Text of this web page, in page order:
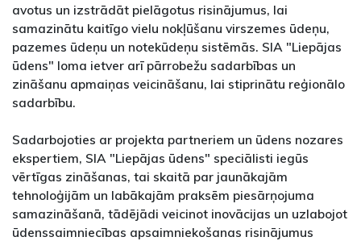
avotus un izstrādāt pielāgotus risinājumus, lai
samazinātu kaitīgo vielu nokļūšanu virszemes ūdeņu,
pazemes ūdeņu un notekūdeņu sistēmās. SIA "Liepājas
ūdens" loma ietver arī pārrobežu sadarbības un
zināšanu apmaiņas veicināšanu, lai stiprinātu reģionālo
sadarbību.
Sadarbojoties ar projekta partneriem un ūdens nozares
ekspertiem, SIA "Liepājas ūdens" speciālisti iegūs
vērtīgas zināšanas, tai skaitā par jaunākajām
tehnoloģijām un labākajām praksēm piesārņojuma
samazināšanā, tādējādi veicinot inovācijas un uzlabojot
ūdenssaimniecības apsaimniekošanas risinājumus